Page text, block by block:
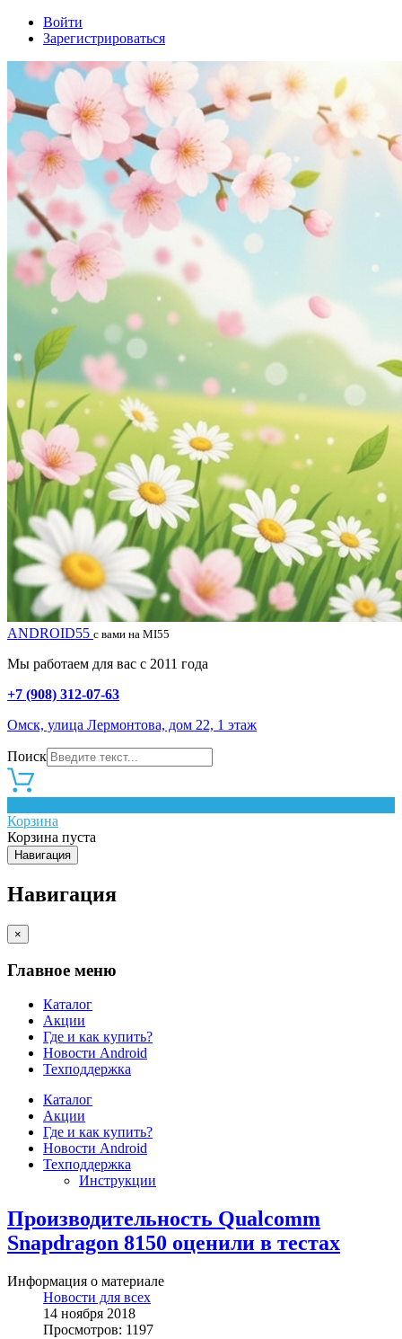
Войти
Зарегистрироваться
ANDROID55 с вами на MI55
Мы работаем для вас с 2011 года
+7 (908) 312-07-63
Омск, улица Лермонтова, дом 22, 1 этаж
Поиск
Корзина
Корзина пуста
Навигация
Навигация
×
Главное меню
Каталог
Акции
Где и как купить?
Новости Android
Техподдержка
Каталог
Акции
Где и как купить?
Новости Android
Техподдержка
Инструкции
Производительность Qualcomm
Snapdragon 8150 оценили в тестах
Информация о материале
Новости для всех
14 ноября 2018
Просмотров: 1197